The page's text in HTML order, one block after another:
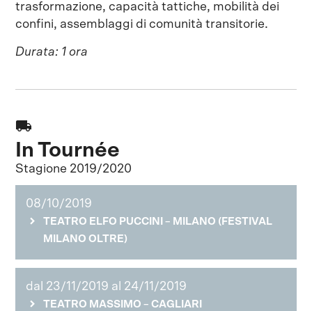
trasformazione, capacità tattiche, mobilità dei
confini, assemblaggi di comunità transitorie.
Durata: 1 ora
local_shipping
In Tournée
Stagione 2019/2020
08/10/2019
TEATRO ELFO PUCCINI – MILANO (FESTIVAL
MILANO OLTRE)
dal 23/11/2019 al 24/11/2019
TEATRO MASSIMO – CAGLIARI